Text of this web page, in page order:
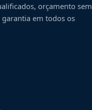
orçamento sem
em todos os